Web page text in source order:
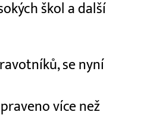
škol a další
se nyní
více než